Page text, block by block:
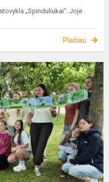
„Spinduliukai“. Joje
Plačiau